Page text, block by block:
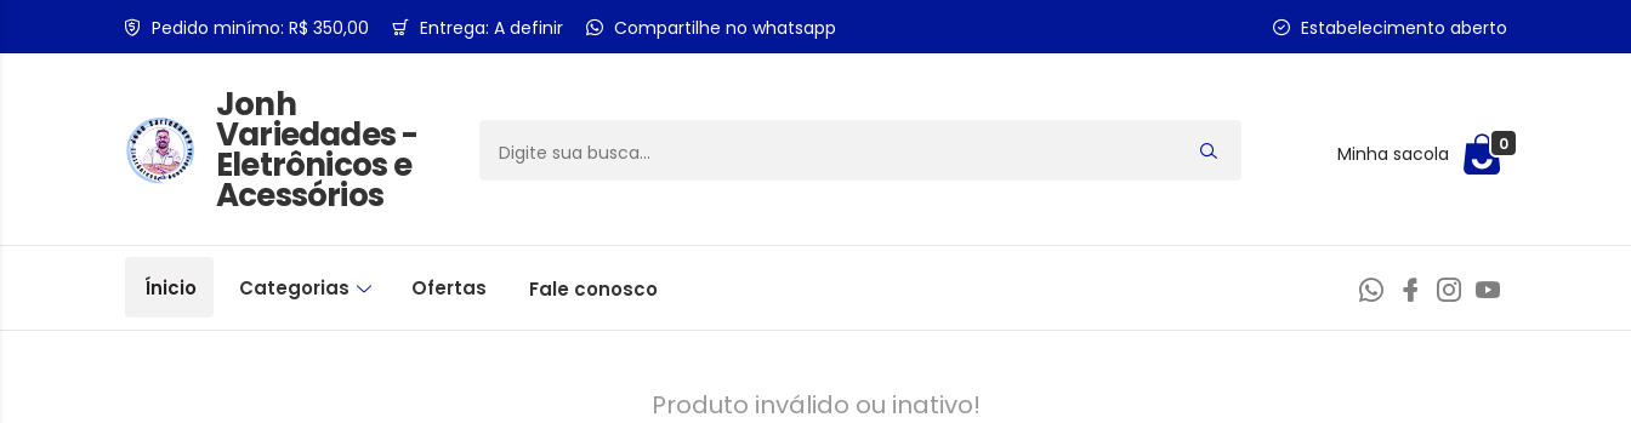
Pedido minímo: R$ 350,00 Entrega: A definir Compartilhe no whatsapp Estabelecimento aberto
Jonh
Variedades -
Eletrônicos e
Acessórios
Minha sacola 0
Ínicio Categorias Ofertas Fale conosco
Produto inválido ou inativo!